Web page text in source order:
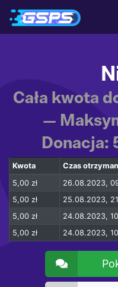
Cała kwota
—
Donacja:
Kwota Czas
5,00 zł
26.08.2023,
5,00 zł
25.08.2023,
5,00 zł
24.08.2023,
5,00 zł
24.08.2023,